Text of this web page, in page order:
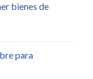
bienes de
para